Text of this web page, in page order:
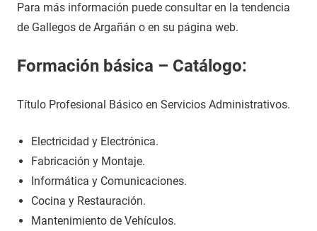
Para más información puede consultar en la tendencia
de Gallegos de Argañán o en su página web.
Formación básica – Catálogo:
Título Profesional Básico en Servicios Administrativos.
Electricidad y Electrónica.
Fabricación y Montaje.
Informática y Comunicaciones.
Cocina y Restauración.
Mantenimiento de Vehículos.